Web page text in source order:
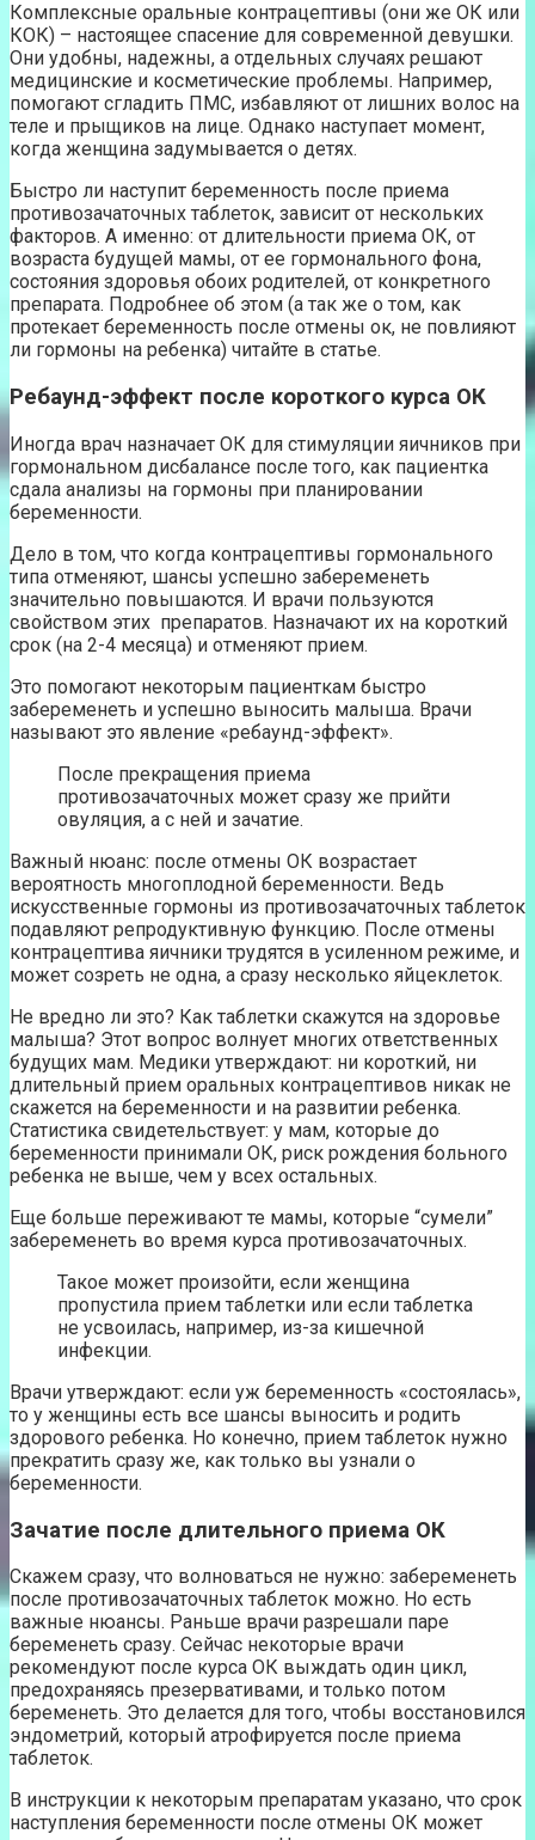
Комплексные оральные контрацептивы (они же ОК или
КОК) – настоящее спасение для современной девушки.
Они удобны, надежны, а отдельных случаях решают
медицинские и косметические проблемы. Например,
помогают сгладить ПМС, избавляют от лишних волос на
теле и прыщиков на лице. Однако наступает момент,
когда женщина задумывается о детях.
Быстро ли наступит беременность после приема
противозачаточных таблеток, зависит от нескольких
факторов. А именно: от длительности приема ОК, от
возраста будущей мамы, от ее гормонального фона,
состояния здоровья обоих родителей, от конкретного
препарата. Подробнее об этом (а так же о том, как
протекает беременность после отмены ок, не повлияют
ли гормоны на ребенка) читайте в статье.
Ребаунд-эффект после короткого курса ОК
Иногда врач назначает ОК для стимуляции яичников при
гормональном дисбалансе после того, как пациентка
сдала анализы на гормоны при планировании
беременности.
Дело в том, что когда контрацептивы гормонального
типа отменяют, шансы успешно забеременеть
значительно повышаются. И врачи пользуются
свойством этих препаратов. Назначают их на короткий
срок (на 2-4 месяца) и отменяют прием.
Это помогают некоторым пациенткам быстро
забеременеть и успешно выносить малыша. Врачи
называют это явление «ребаунд-эффект».
После прекращения приема
противозачаточных может сразу же прийти
овуляция, а с ней и зачатие.
Важный нюанс: после отмены ОК возрастает
вероятность многоплодной беременности. Ведь
искусственные гормоны из противозачаточных таблеток
подавляют репродуктивную функцию. После отмены
контрацептива яичники трудятся в усиленном режиме, и
может созреть не одна, а сразу несколько яйцеклеток.
Не вредно ли это? Как таблетки скажутся на здоровье
малыша? Этот вопрос волнует многих ответственных
будущих мам. Медики утверждают: ни короткий, ни
длительный прием оральных контрацептивов никак не
скажется на беременности и на развитии ребенка.
Статистика свидетельствует: у мам, которые до
беременности принимали ОК, риск рождения больного
ребенка не выше, чем у всех остальных.
Еще больше переживают те мамы, которые “сумели”
забеременеть во время курса противозачаточных.
Такое может произойти, если женщина
пропустила прием таблетки или если таблетка
не усвоилась, например, из-за кишечной
инфекции.
Врачи утверждают: если уж беременность «состоялась»,
то у женщины есть все шансы выносить и родить
здорового ребенка. Но конечно, прием таблеток нужно
прекратить сразу же, как только вы узнали о
беременности.
Зачатие после длительного приема ОК
Скажем сразу, что волноваться не нужно: забеременеть
после противозачаточных таблеток можно. Но есть
важные нюансы. Раньше врачи разрешали паре
беременеть сразу. Сейчас некоторые врачи
рекомендуют после курса ОК выждать один цикл,
предохраняясь презервативами, и только потом
беременеть. Это делается для того, чтобы восстановился
эндометрий, который атрофируется после приема
таблеток.
В инструкции к некоторым препаратам указано, что срок
наступления беременности после отмены ОК может